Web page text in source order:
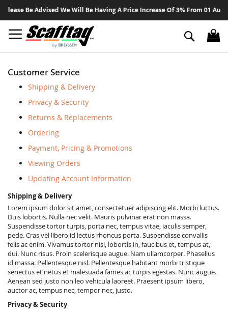
Be Advised We Will Be Having A Price Increase Of 3% From 01
to
Search
Customer Service
Shipping & Delivery
Privacy & Security
Returns & Replacements
Ordering
Payment, Pricing & Promotions
Viewing Orders
Updating Account Information
Shipping & Delivery
Lorem ipsum dolor sit amet, consectetuer adipiscing elit. Morbi luctus.
Duis lobortis. Nulla nec velit. Mauris pulvinar erat non massa.
Suspendisse tortor turpis, porta nec, tempus vitae, iaculis semper,
pede. Cras vel libero id lectus rhoncus porta. Suspendisse convallis
felis ac enim. Vivamus tortor nisl, lobortis in, faucibus et, tempus at,
dui. Nunc risus. Proin scelerisque augue. Nam ullamcorper. Phasellus
id massa. Pellentesque nisl. Pellentesque habitant morbi tristique
senectus et netus et malesuada fames ac turpis egestas. Nunc augue.
Aenean sed justo non leo vehicula laoreet. Praesent ipsum libero,
auctor ac, tempus nec, tempor nec, justo.
Privacy & Security